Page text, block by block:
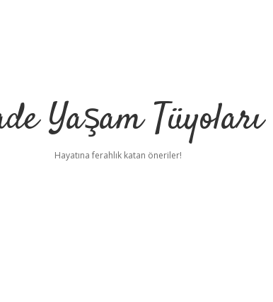
Yaşam Tüyoları
Hayatına ferahlık katan öneriler!